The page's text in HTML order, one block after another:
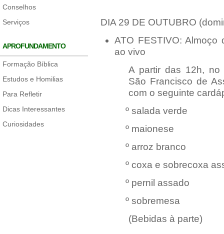
Conselhos
Serviços
APROFUNDAMENTO
Formação Bíblica
Estudos e Homilias
Para Refletir
Dicas Interessantes
Curiosidades
DIA 29 DE OUTUBRO
ATO FESTIVO:
ao vivo
A partir das 12h, no
São Francisco de
com o seguinte
º salada verde
º maionese
º arroz branco
º coxa e sobrecoxa
º pernil assado
º sobremesa
(Bebidas à parte)